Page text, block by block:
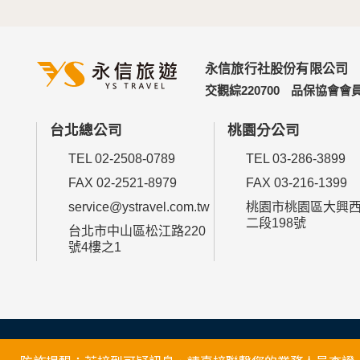
永信旅行社股份有限公司
交觀綜220700
品保協會會
台北總公司
TEL 02-2508-0789
FAX 02-2521-8979
service@ystravel.com.tw
台北市中山區松江路220
號4樓之1
桃園分公司
TEL 03-286-3899
FAX 03-216-1399
桃園市桃園區大興
二段198號